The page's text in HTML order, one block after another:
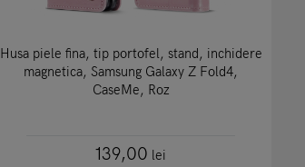
Husa piele fina, tip portofel, stand, inchidere
magnetica, Samsung Galaxy Z Fold4,
CaseMe, Roz
139,00 lei